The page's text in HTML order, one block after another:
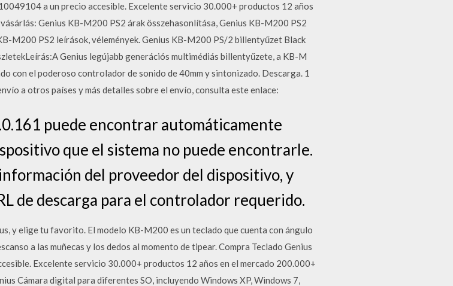
a un precio accesible. Excelente servicio 30.000+ productos 12 años
Genius KB-M200 PS2 árak összehasonlítása, Genius KB-M200 PS2
M200 PS2 leírások, vélemények. Genius KB-M200 PS/2 billentyűzet Black
Genius legújabb generációs multimédiás billentyűzete, a KB-M
con el poderoso controlador de sonido de 40mm y sintonizado. Descarga. 1
a otros países y más detalles sobre el envío, consulta este enlace:
puede encontrar automáticamente
que el sistema no puede encontrarle.
del proveedor del dispositivo, y
de descarga para el controlador requerido.
y elige tu favorito. El modelo KB-M200 es un teclado que cuenta con ángulo
a las muñecas y los dedos al momento de tipear. Compra Teclado Genius
Excelente servicio 30.000+ productos 12 años en el mercado 200.000+
Cámara digital para diferentes SO, incluyendo Windows XP, Windows 7,